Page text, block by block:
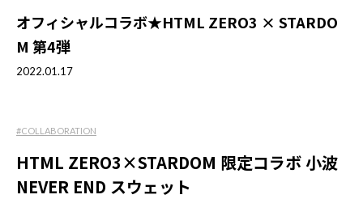
オフィシャルコラボ★HTML ZERO3 × STARDO
M 第4弾
2022.01.17
#COLLABORATION
HTML ZERO3×STARDOM 限定コラボ 小波
NEVER END スウェット